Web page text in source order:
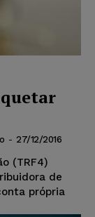
- 27/12/2016
(TRF4)
de
própria